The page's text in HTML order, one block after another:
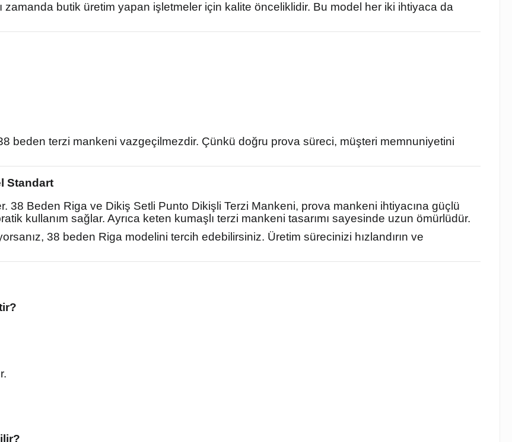
zamanda butik üretim yapan işletmeler için kalite önceliklidir. Bu model her iki ihtiyaca da
beden terzi mankeni vazgeçilmezdir. Çünkü doğru prova süreci, müşteri memnuniyetini
Standart
38 Beden Riga ve Dikiş Setli Punto Dikişli Terzi Mankeni, prova mankeni ihtiyacına güçlü
kullanım sağlar. Ayrıca keten kumaşlı terzi mankeni tasarımı sayesinde uzun ömürlüdür.
38 beden Riga modelini tercih edebilirsiniz. Üretim sürecinizi hızlandırın ve